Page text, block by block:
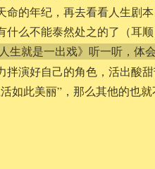
命的年纪，再去看看人生剧
什么不能泰然处之的了（耳
生就是一出戏》听一听，体
拌演好自己的角色，活出酸
如此美丽”，那么其他的也就